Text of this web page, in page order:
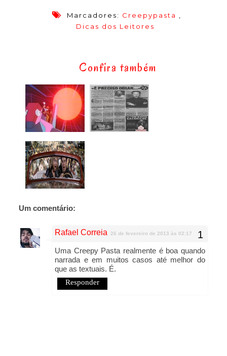
Marcadores: Creepypasta ,
Dicas dos Leitores
Confira também
Um comentário:
Rafael Correia 26 de fevereiro de 2013 às 02:17
Uma Creepy Pasta realmente é boa quando
narrada e em muitos casos até melhor do
que as textuais. É.
Responder